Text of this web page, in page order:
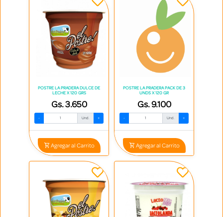
POSTRE LA PRADERA DULCE DE
LECHE X 120 GRS
Gs. 3.650
- Und. +
Agregar al Carrito
POSTRE LA PRADERA PACK DE 3
UNDS X 120 GR
Gs. 9.100
- Und. +
Agregar al Carrito